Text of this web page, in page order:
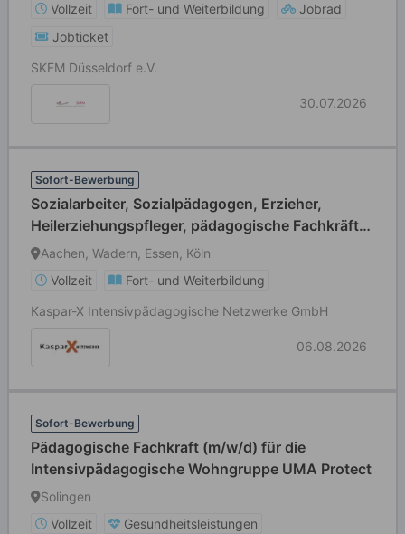
Vollzeit
Fort- und Weiterbildung
Jobrad
Jobticket
SKFM Düsseldorf e.V.
30.07.2026
Sofort-Bewerbung
Sozialarbeiter, Sozialpädagogen, Erzieher,
Heilerziehungspfleger, pädagogische Fachkräfte
(m/w/d)
Aachen, Wadern, Essen, Köln
Vollzeit
Fort- und Weiterbildung
Kaspar-X Intensivpädagogische Netzwerke GmbH
06.08.2026
Sofort-Bewerbung
Pädagogische Fachkraft (m/w/d) für die
Intensivpädagogische Wohngruppe UMA Protect
Solingen
Vollzeit
Gesundheitsleistungen